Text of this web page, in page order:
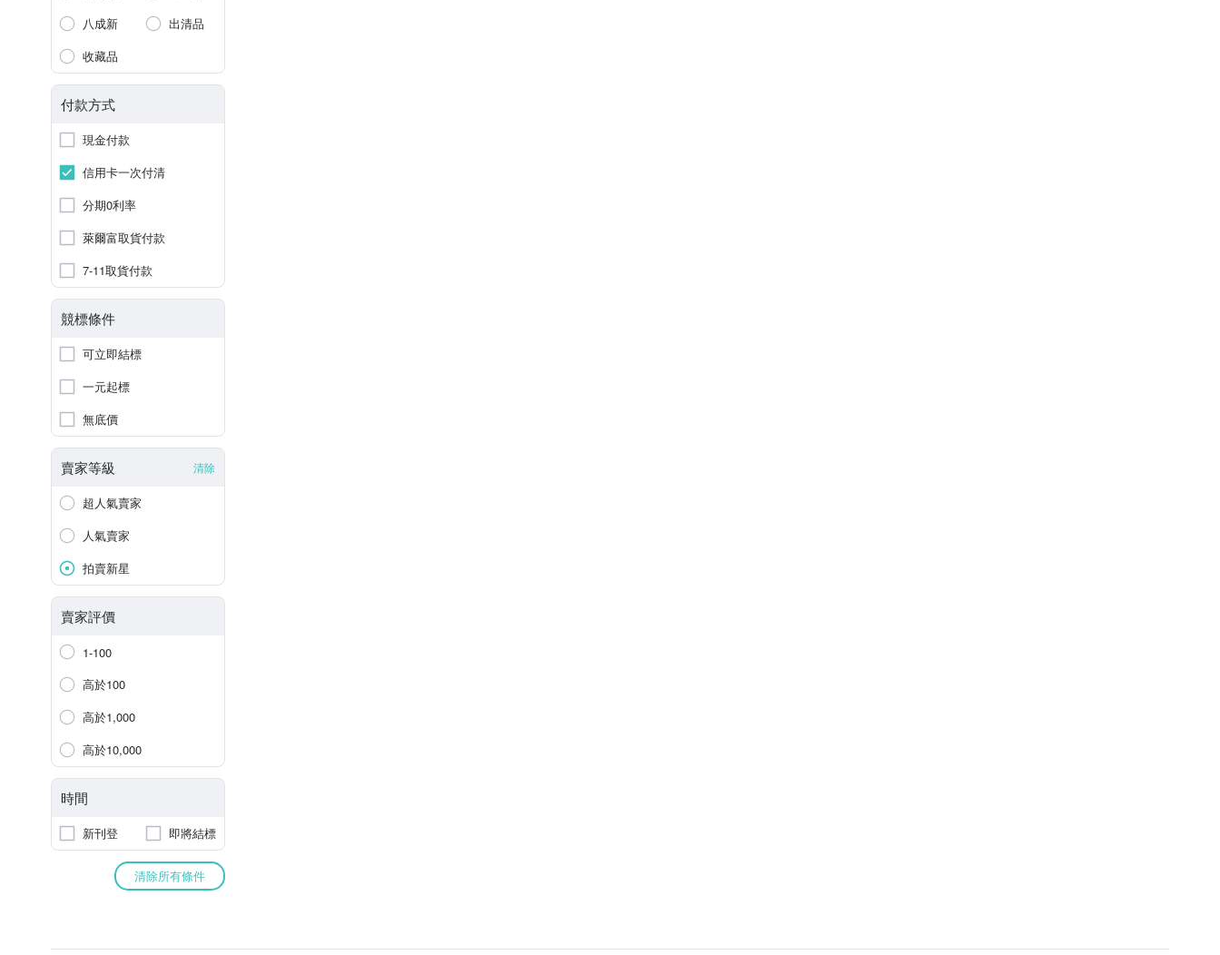
八成新
出清品
收藏品
付款方式
現金付款
信用卡一次付清
分期0利率
萊爾富取貨付款
7-11取貨付款
競標條件
可立即結標
一元起標
無底價
賣家等級 清除
超人氣賣家
人氣賣家
拍賣新星
賣家評價
1-100
高於100
高於1,000
高於10,000
時間
新刊登 即將結標
清除所有條件